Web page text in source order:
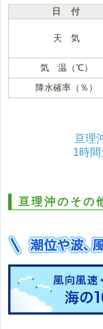
日 付
天 気
気 温（℃）
降水確率（％）
亘理
1時
亘理沖のその